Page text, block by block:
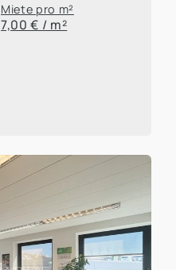
Miete pro m²
7,00 € / m²